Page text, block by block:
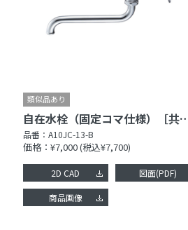
自在水栓（固定コマ
品番： A10JC-13-B
価格：¥7,000(税込¥7,700)
2D CAD 図面(PDF)
商品画像